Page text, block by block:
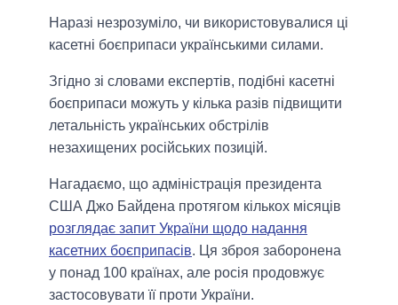
Наразі незрозуміло, чи використовувалися ці
касетні боєприпаси українськими силами.
Згідно зі словами експертів, подібні касетні
боєприпаси можуть у кілька разів підвищити
летальність українських обстрілів
незахищених російських позицій.
Нагадаємо, що адміністрація президента
США Джо Байдена протягом кількох місяців
розглядає запит України щодо надання
касетних боєприпасів. Ця зброя заборонена
у понад 100 країнах, але росія продовжує
застосовувати її проти України.